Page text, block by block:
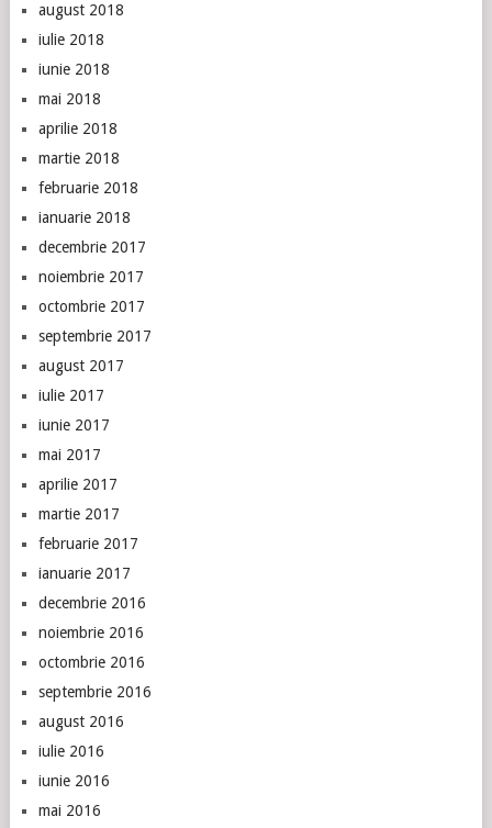
august 2018
iulie 2018
iunie 2018
mai 2018
aprilie 2018
martie 2018
februarie 2018
ianuarie 2018
decembrie 2017
noiembrie 2017
octombrie 2017
septembrie 2017
august 2017
iulie 2017
iunie 2017
mai 2017
aprilie 2017
martie 2017
februarie 2017
ianuarie 2017
decembrie 2016
noiembrie 2016
octombrie 2016
septembrie 2016
august 2016
iulie 2016
iunie 2016
mai 2016